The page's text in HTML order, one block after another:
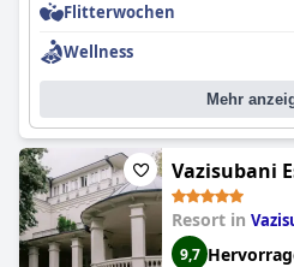
Flitterwochen
Wellness
Mehr
Vazisubani
Resort in
9,7